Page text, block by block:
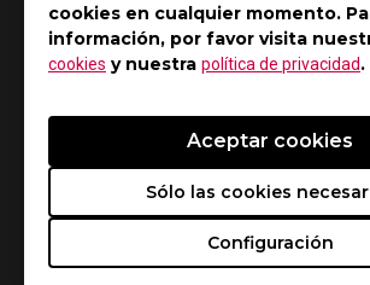
cookies en cualquier momento.
información, por favor visita
cookies y nuestra política de privacidad.
Configuración
Sólo las cookies
Aceptar cookies
¿Cómo habilito VRR (tasa de
variable) en PS5 y Xbox Series